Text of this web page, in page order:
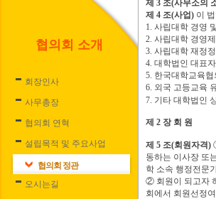
협의회 소개
회장인사
사무총장
협의회 연혁
설립목적 및 주요사업
협의회 정관
오시는길
제 3 조(사무소의
제 4 조(사업) 이
1. 사립대학 경영
2. 사립대학 경영
3. 사립대학 재정
4. 대학법인 대표자
5. 한국대학교육협
6. 외국 고등교육
7. 기타 대학법인
제 2 장 회 원
제 5 조(회원자격)
동하는 이사장 또
학 소속 행정전문
② 회원이 되고자
회에서 회원선정